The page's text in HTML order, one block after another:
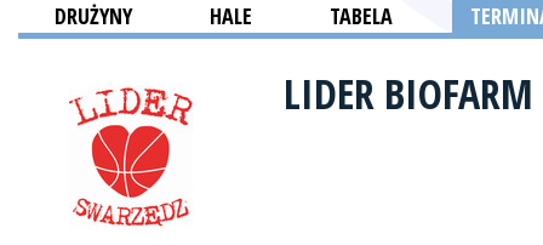
DRUŻYNY HALE TABELA
LIDER